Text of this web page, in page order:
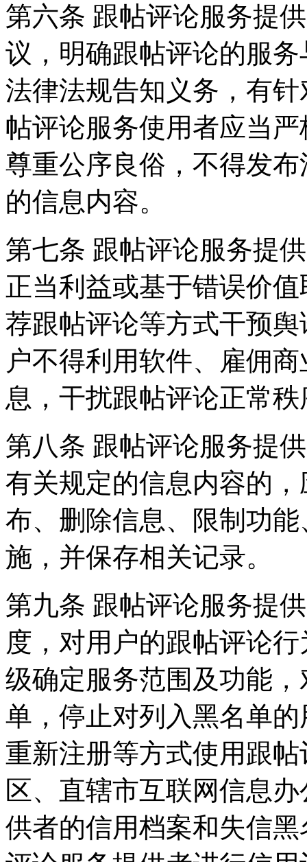
第六条 跟帖评论服务提
议，明确跟帖评论的服
法律法规告知义务，有
帖评论服务使用者应当
尊重公序良俗，不得发
的信息内容。
第七条 跟帖评论服务提
正当利益或基于错误价
荐跟帖评论等方式干预
户不得利用软件、雇佣
息，干扰跟帖评论正常
第八条 跟帖评论服务提
有关规定的信息内容的
布、删除信息、限制功
施，并保存相关记录。
第九条 跟帖评论服务提
度，对用户的跟帖评论
级确定服务范围及功能
单，停止对列入黑名单
重新注册等方式使用跟
区、直辖市互联网信息
供者的信用档案和失信